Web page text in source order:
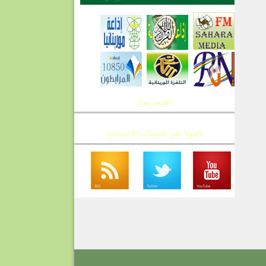
الفيس بوك
تابعونا على الشبكات الإجتماعية